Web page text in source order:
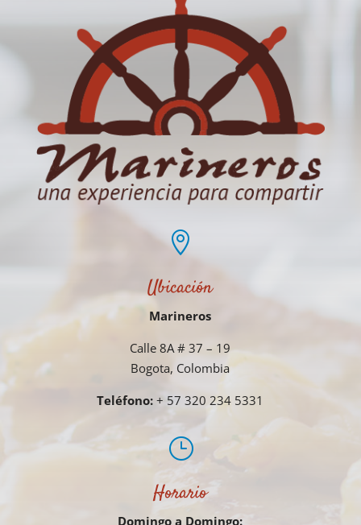

Ubicación
Marineros
Calle 8A # 37 – 19
Bogota, Colombia
Teléfono: + 57 320 234 5331
}
Horario
Domingo a Domingo: